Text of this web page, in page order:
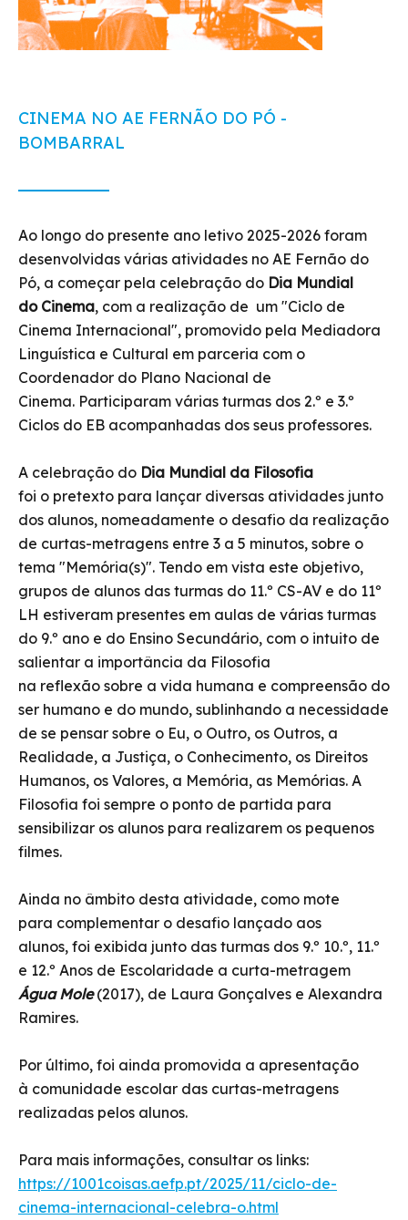
CINEMA NO AE FERNÃO DO PÓ -
BOMBARRAL
Ao longo do presente ano letivo 2025-2026 foram
desenvolvidas várias atividades no AE Fernão do
Pó, a começar pela celebração do Dia Mundial
do Cinema, com a realização de um "Ciclo de
Cinema Internacional", promovido pela Mediadora
Linguística e Cultural em parceria com o
Coordenador do Plano Nacional de
Cinema. Participaram várias turmas dos 2.º e 3.º
Ciclos do EB acompanhadas dos seus professores.
A celebração do Dia Mundial da Filosofia
foi o pretexto para lançar diversas atividades junto
dos alunos, nomeadamente o desafio da realização
de curtas-metragens entre 3 a 5 minutos, sobre o
tema "Memória(s)". Tendo em vista este objetivo,
grupos de alunos das turmas do 11.º CS-AV e do 11º
LH estiveram presentes em aulas de várias turmas
do 9.º ano e do Ensino Secundário, com o intuito de
salientar a importância da Filosofia
na reflexão sobre a vida humana e compreensão do
ser humano e do mundo, sublinhando a necessidade
de se pensar sobre o Eu, o Outro, os Outros, a
Realidade, a Justiça, o Conhecimento, os Direitos
Humanos, os Valores, a Memória, as Memórias. A
Filosofia foi sempre o ponto de partida para
sensibilizar os alunos para realizarem os pequenos
filmes.
Ainda no âmbito desta atividade, como mote
para complementar o desafio lançado aos
alunos, foi exibida junto das turmas dos 9.º 10.º, 11.º
e 12.º Anos de Escolaridade a curta-metragem
Água Mole(2017), de Laura Gonçalves e Alexandra
Ramires.
Por último, foi ainda promovida a apresentação
à comunidade escolar das curtas-metragens
realizadas pelos alunos.
Para mais informações, consultar os links:
https://1001coisas.aefp.pt/2025/11/ciclo-de-
cinema-internacional-celebra-o.html